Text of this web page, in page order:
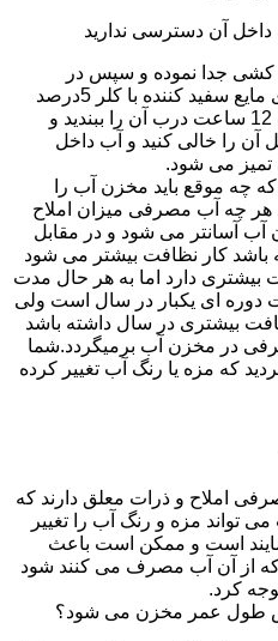
آن دسترسی ندارید
کشی جدا نموده و سپس در
100لیتر آب یک قاشق چای خوری مایع سفید کننده با کلر 5درصد
داخل مخزن آب بریزید و در مدت 12 ساعت درب آن را ببندید و
آن را خالی کنید و آب داخل
تمیز می شود.
که چه موقع باید مخزن آب را
هر چه آب مصرفی میزان املاح
آسانتر می شود و در مقابل
باشد کار نظافت بیشتر می شود
بیشتری دارد اما به هر حال مدت
ای یکبار در سال است ولی
بیشتری در سال داشته باشد
در مخزن آب برمیگردد.شما
که مزه یا رنگ آب تغییر کرده
املاح و ذرات معلق دارند که
تواند مزه و رنگ آب را تغییر
است و ممکن است باعث
از آن آب مصرف می کنند شود
کرد.
طول عمر مخزن می شود؟